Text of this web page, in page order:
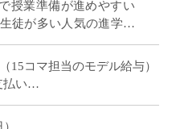
授業準備が進めやすい
徒が多い人気の進学校
15コマ担当のモデル給与）
い